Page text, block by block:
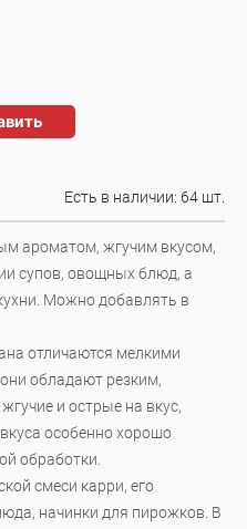
Есть в наличии: 64 шт.
ароматом, жгучим вкусом,
супов, овощных блюд, а
Можно добавлять в
отличаются мелкими
обладают резким,
и острые на вкус,
особенно хорошо
обработки.
смеси карри, его
начинки для пирожков. В